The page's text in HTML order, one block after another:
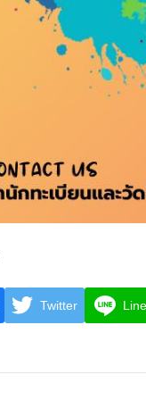
Twitter Line